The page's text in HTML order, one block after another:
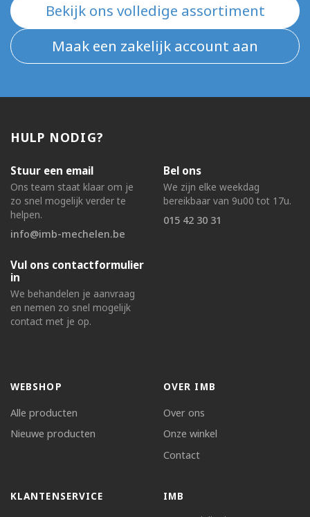
Bekijk ons volledige assortiment
Maak een zakelijk account aan
HULP NODIG?
Stuur een email
Ons team staat klaar om je
zo snel mogelijk verder te
helpen.
info@imb-mechelen.be
Bel ons
We zijn elke weekdag
bereikbaar van 9u00 tot 17u.
015 42 30 31
Vul ons contactformulier
in
We behandelen je aanvraag
en nemen zo snel mogelijk
contact met je op.
WEBSHOP
Alle producten
Nieuwe producten
OVER IMB
Over ons
Onze winkel
Contact
KLANTENSERVICE
IMB